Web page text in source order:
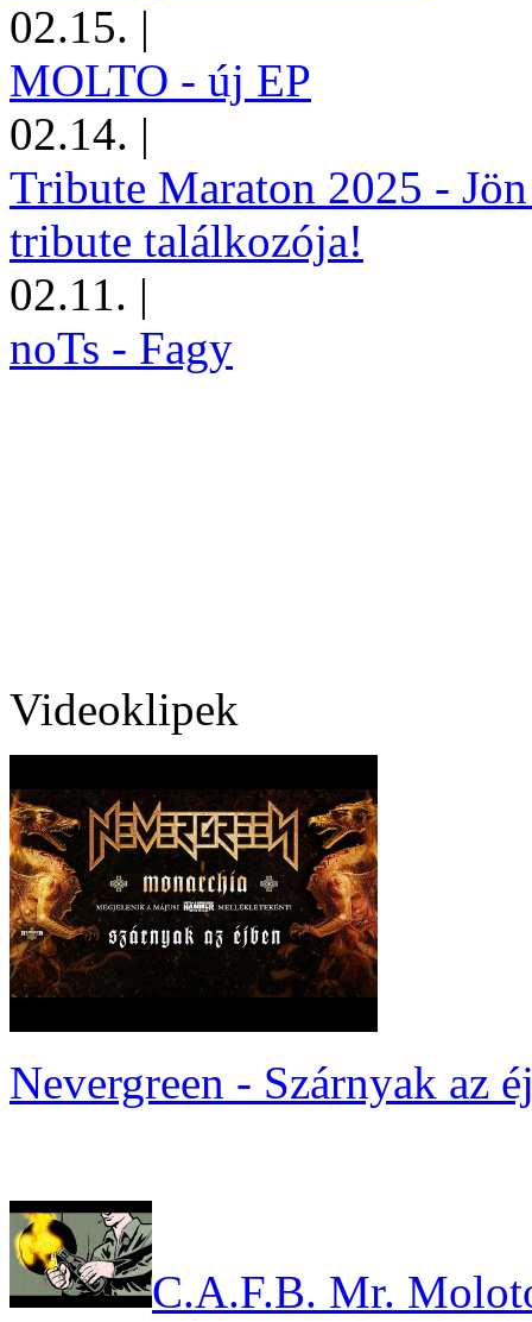
02.15. |
MOLTO - új EP
02.14. |
Tribute Maraton 2025 -
tribute találkozója!
02.11. |
noTs - Fagy
Videoklipek
Nevergreen - Szárnyak az
C.A.F.B. Mr.